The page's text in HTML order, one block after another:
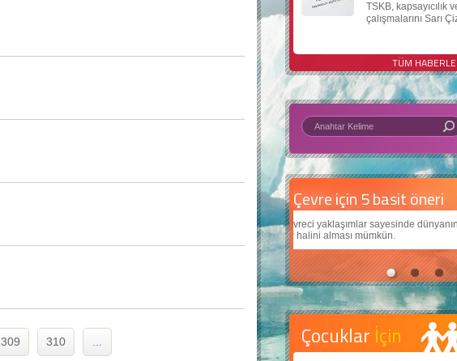
309 310
TSKB, kapsayıcılık
çalışmalarını Sarı
TÜM
Çevre için 5 basit öneri
sayesinde dünyanın daha iyi bir
Daha iyi bir dünya için
Çocuklarımıza daha güzel bir
teknolojiden nasıl yararlanırız?
Çocuklar İçin